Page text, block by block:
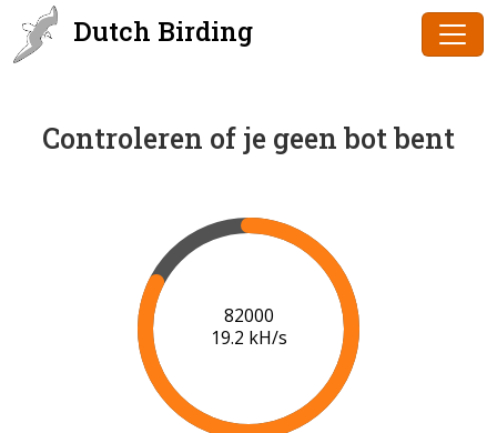
Dutch Birding
Controleren of je geen bot bent
84000
19.4 kH/s